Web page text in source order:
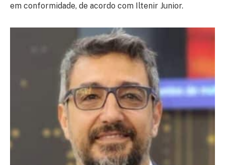
em conformidade, de acordo com Iltenir Junior.